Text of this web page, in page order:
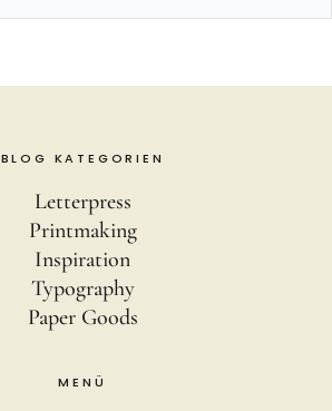
BLOG KATEGORIEN
Letterpress
Printmaking
Inspiration
Typography
Paper Goods
MENÜ